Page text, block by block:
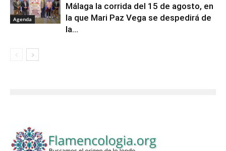
Agenda
Málaga la corrida del 15 de agosto, en
la que Mari Paz Vega se despedirá de
la...